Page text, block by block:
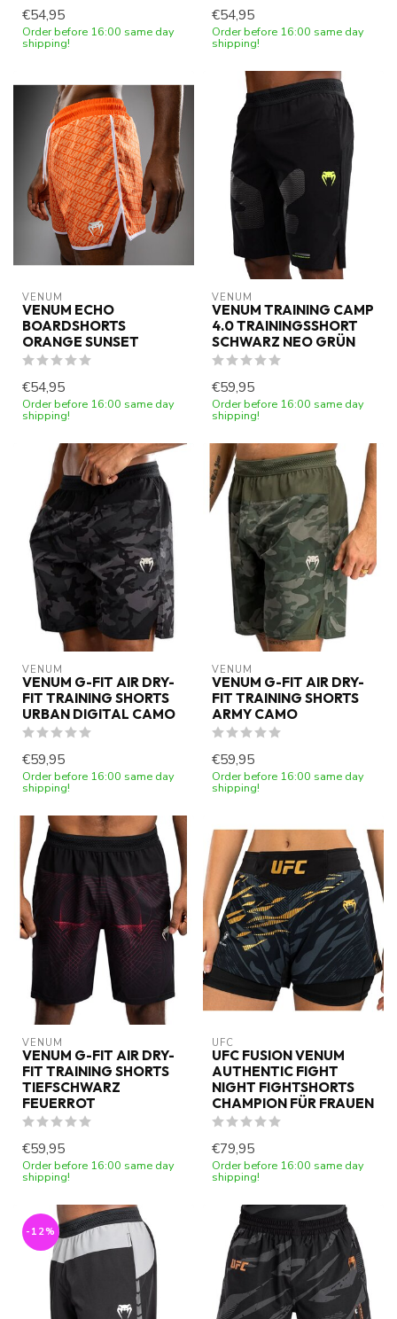
€54,95
Order before 16:00 same day
shipping!
€54,95
Order before 16:00 same day
shipping!
VENUM
VENUM ECHO
BOARDSHORTS
ORANGE SUNSET
€54,95
Order before 16:00 same day
shipping!
VENUM
VENUM TRAINING CAMP
4.0 TRAININGSSHORT
SCHWARZ NEO GRÜN
€59,95
Order before 16:00 same day
shipping!
VENUM
VENUM G-FIT AIR DRY-
FIT TRAINING SHORTS
URBAN DIGITAL CAMO
€59,95
Order before 16:00 same day
shipping!
VENUM
VENUM G-FIT AIR DRY-
FIT TRAINING SHORTS
ARMY CAMO
€59,95
Order before 16:00 same day
shipping!
VENUM
VENUM G-FIT AIR DRY-
FIT TRAINING SHORTS
TIEFSCHWARZ
FEUERROT
€59,95
Order before 16:00 same day
shipping!
UFC
UFC FUSION VENUM
AUTHENTIC FIGHT
NIGHT FIGHTSHORTS
CHAMPION FÜR FRAUEN
€79,95
Order before 16:00 same day
shipping!
-12%